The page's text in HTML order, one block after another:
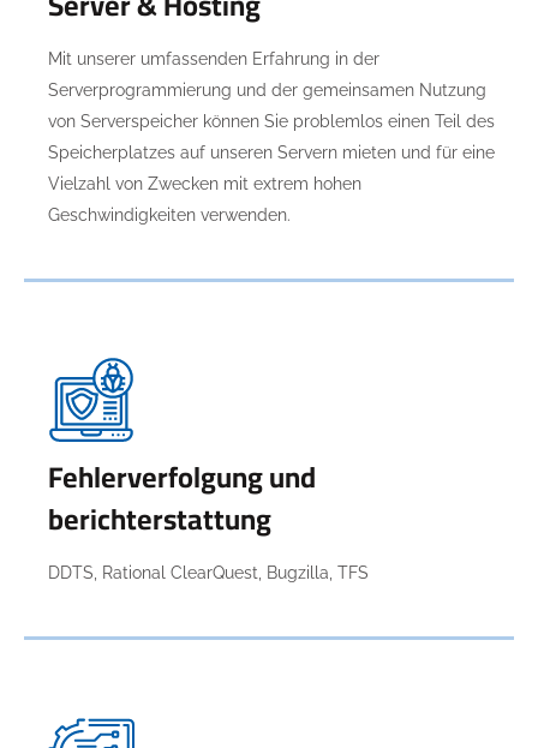
Mit unserer umfassenden Erfahrung in der
Serverprogrammierung und der gemeinsamen Nutzung
von Serverspeicher können Sie problemlos einen Teil des
Speicherplatzes auf unseren Servern mieten und für eine
Vielzahl von Zwecken mit extrem hohen
Geschwindigkeiten verwenden.
Fehlerverfolgung und
berichterstattung
DDTS, Rational ClearQuest, Bugzilla, TFS